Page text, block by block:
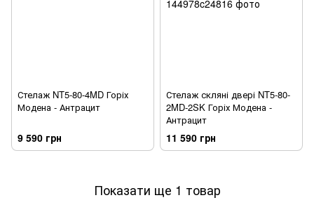
Стелаж NT5-80-4MD Горіх
Модена - Антрацит
9 590 грн
Стелаж скляні двері NT5-80-
2MD-2SK Горіх Модена -
Антрацит
11 590 грн
Показати ще 1 товар